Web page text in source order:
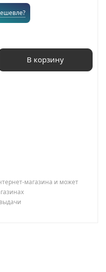
В корзину
магазина и может